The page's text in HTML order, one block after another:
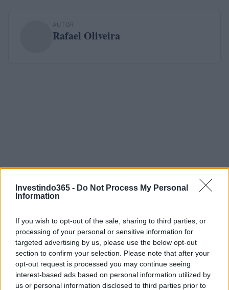
Investindo365 - Do Not Process My Personal
Information
If you wish to opt-out of the sale, sharing to third parties, or
processing of your personal or sensitive information for
targeted advertising by us, please use the below opt-out
section to confirm your selection. Please note that after your
opt-out request is processed you may continue seeing
interest-based ads based on personal information utilized by
us or personal information disclosed to third parties prior to
AUTOR
Rafael Oliveira